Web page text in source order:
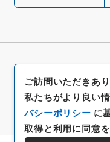
ご訪問いただきあ
私たちがより良い
バシーポリシー に
取得と利用に同意